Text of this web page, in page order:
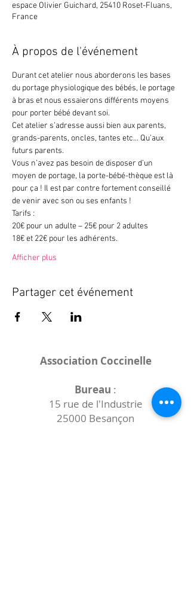
espace Olivier Guichard, 25410 Roset-Fluans,
France
À propos de l'événement
Durant cet atelier nous aborderons les bases
du portage physiologique des bébés, le portage
à bras et nous essaierons différents moyens
pour porter bébé devant soi.
Cet atelier s’adresse aussi bien aux parents,
grands-parents, oncles, tantes etc… Qu’aux
futurs parents.
Vous n’avez pas besoin de disposer d’un
moyen de portage, la porte-bébé-thèque est là
pour ça ! Il est par contre fortement conseillé
de venir avec son ou ses enfants !
Tarifs :
20€ pour un adulte – 25€ pour 2 adultes
18€ et 22€ pour les adhérents.
Afficher plus
Partager cet événement
Association Coccinelle
Bureau :
15 rue de l'Industrie
25000 Besançon